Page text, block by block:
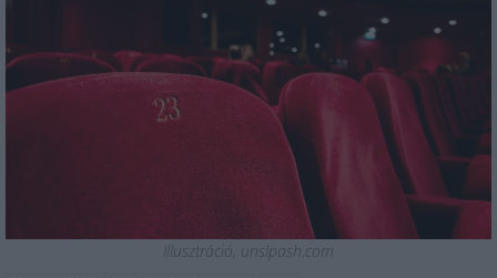
Illusztráció, unslpash.com